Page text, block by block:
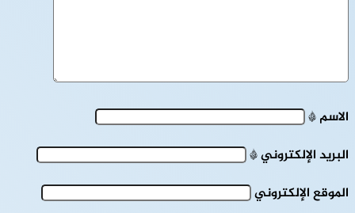
الاسم*
البريد الإلكتروني*
الموقع الإلكتروني